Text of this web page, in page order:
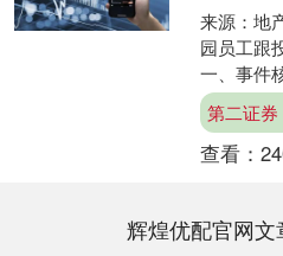
来源：地
园员工跟
一、事件
万科森林
投，27名....
第二证券
查看：
辉煌优配官网